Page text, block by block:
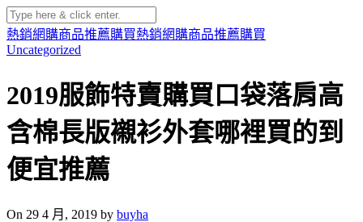
熱銷網購商品推薦購買熱銷網購商品推薦購買
Uncategorized
2019服飾特賣購買口袋落肩高
含棉長版襯衫外套哪裡買的到
便宜推薦
On 29 4 月, 2019 by buyha